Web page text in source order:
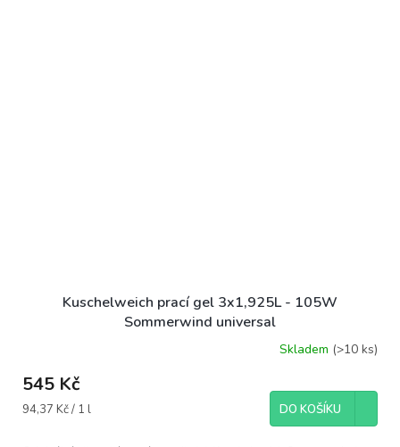
Kuschelweich prací gel 3x1,925L - 105W
Sommerwind universal
Skladem (>10 ks)
545 Kč
Měrná
94,37 Kč / 1 l DO KOŠÍKU